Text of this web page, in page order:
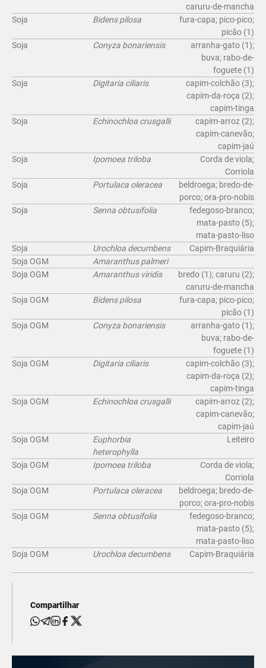
caruru-de-mancha
Soja
Bidens pilosa
fura-capa; pico-pico;
picão (1)
Soja
Conyza bonariensis
arranha-gato (1);
buva; rabo-de-
foguete (1)
Soja
Digitaria ciliaris
capim-colchão (3);
capim-da-roça (2);
capim-tinga
Soja
Echinochloa crusgalli
capim-arroz (2);
capim-canevão;
capim-jaú
Soja
Ipomoea triloba
Corda de viola;
Corriola
Soja
Portulaca oleracea
beldroega; bredo-de-
porco; ora-pro-nobis
Soja
Senna obtusifolia
fedegoso-branco;
mata-pasto (5);
mata-pasto-liso
Soja
Urochloa decumbens
Capim-Braquiária
Soja OGM
Amaranthus palmeri
Soja OGM
Amaranthus viridis
bredo (1); caruru (2);
caruru-de-mancha
Soja OGM
Bidens pilosa
fura-capa; pico-pico;
picão (1)
Soja OGM
Conyza bonariensis
arranha-gato (1);
buva; rabo-de-
foguete (1)
Soja OGM
Digitaria ciliaris
capim-colchão (3);
capim-da-roça (2);
capim-tinga
Soja OGM
Echinochloa crusgalli
capim-arroz (2);
capim-canevão;
capim-jaú
Soja OGM
Euphorbia
heterophylla
Leiteiro
Soja OGM Ipomoea triloba
Corda de viola;
Corriola
Soja OGM
Portulaca oleracea
beldroega; bredo-de-
porco; ora-pro-nobis
Soja OGM
Senna obtusifolia
fedegoso-branco;
mata-pasto (5);
mata-pasto-liso
Soja OGM
Urochloa decumbens Capim-Braquiária
Compartilhar